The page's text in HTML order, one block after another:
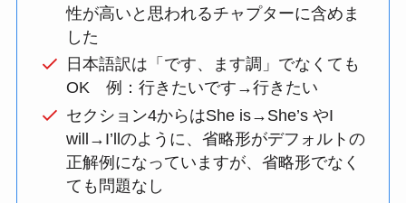
性が高いと思われるチャプターに含めま
した
日本語訳は「です、ます調」でなくても
OK 例：行きたいです→行きたい
セクション4からはShe is→She’s やI
will→I’llのように、省略形がデフォルトの
正解例になっていますが、省略形でなく
ても問題なし